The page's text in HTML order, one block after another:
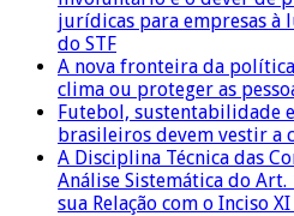
jurídicas para empresas à
do STF
A nova fronteira da
clima ou proteger as
Futebol, sustentabilidade
brasileiros devem vestir a
A Disciplina Técnica das
Análise Sistemática do Art.
sua Relação com o Inciso